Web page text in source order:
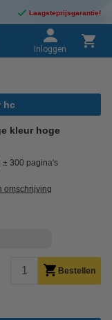
Laagsteprijsgarantie!
Inloggen
hc
kleur hoge
± 300 pagina's
omschrijving
Bestellen